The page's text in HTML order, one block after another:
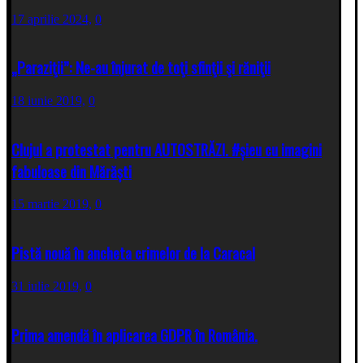
17 aprilie 2024, 0
„Paraziţii”: Ne-au înjurat de toţi sfinţii şi răniţii
18 iunie 2019, 0
Clujul a protestat pentru AUTOSTRĂZI. #șieu cu imagini
fabuloase din Mărăști
15 martie 2019, 0
Pistă nouă în ancheta crimelor de la Caracal
31 iulie 2019, 0
Prima amendă în aplicarea GDPR în România.